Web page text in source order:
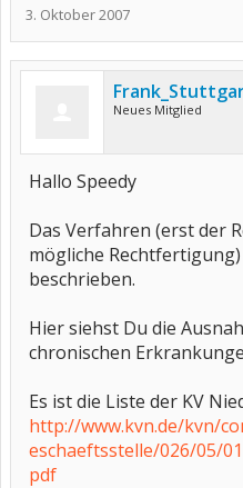
3. Oktober 2007
Neues Mitglied
Hallo Speedy
Das Verfahren (erst der
mögliche
beschrieben.
Hier siehst Du die
chronischen
Es ist die Liste der KV
http://www.kvn.de/kvn/
eschaeftsstelle/026/05/
pdf